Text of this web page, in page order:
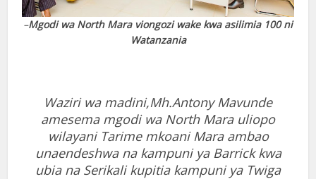
–Mgodi wa North Mara viongozi wake kwa asilimia 100 ni
Watanzania
Waziri wa madini,Mh.Antony Mavunde
amesema mgodi wa North Mara uliopo
wilayani Tarime mkoani Mara ambao
unaendeshwa na kampuni ya Barrick kwa
ubia na Serikali kupitia kampuni ya Twiga